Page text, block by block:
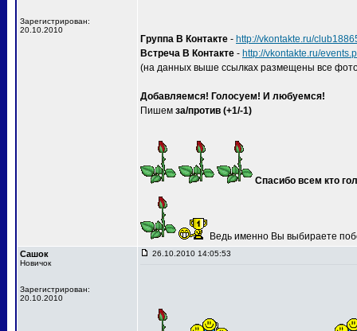
Зарегистрирован:
20.10.2010
Группа В Контакте - http://vkontakte.ru/
Встреча В Контакте - http://vkontakte.ru/
(на данных выше ссылках размещены все
Добавляемся! Голосуем! И любуемся!
Пишем за/против (+1/-1)
Спасибо всем кто
Ведь именно Вы выбираете
Сашок
Новичок
Зарегистрирован:
20.10.2010
26.10.2010 14:05:53